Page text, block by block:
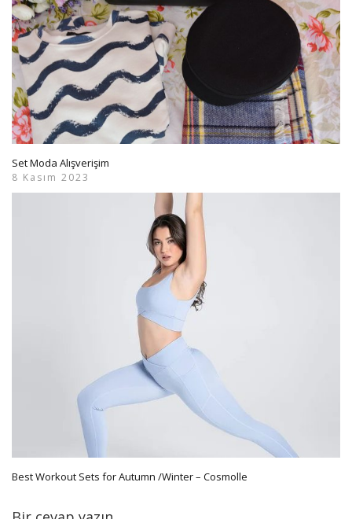
Set Moda Alışverişim
8 Kasım 2023
Best Workout Sets for Autumn /Winter – Cosmolle